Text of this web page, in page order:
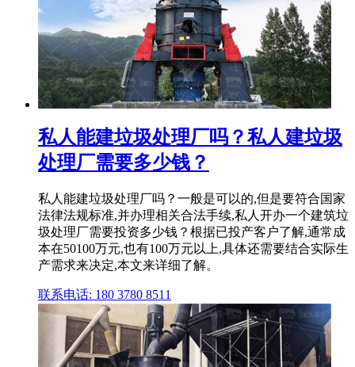
私人能建垃圾处理厂吗？私人建垃圾
处理厂需要多少钱？
私人能建垃圾处理厂吗？一般是可以的,但是要符合国家
法律法规标准,并办理相关合法手续,私人开办一个建筑垃
圾处理厂需要投资多少钱？根据已投产客户了解,通常成
本在50100万元,也有100万元以上,具体还需要结合实际生
产需求来决定,本文来详细了解。
联系电话: 180 3780 8511